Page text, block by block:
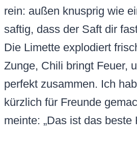
rein: außen knusprig wie
saftig, dass der Saft dir
Die Limette explodiert
Zunge, Chili bringt Feuer,
perfekt zusammen. Ich
kürzlich für Freunde
meinte: „Das ist das beste